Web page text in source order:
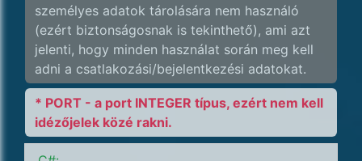
személyes adatok tárolására nem használó
(ezért biztonságosnak is tekinthető), ami azt
jelenti, hogy minden használat során meg kell
adni a csatlakozási/bejelentkezési adatokat.
* PORT - a port INTEGER típus, ezért nem kell
idézőjelek közé rakni.